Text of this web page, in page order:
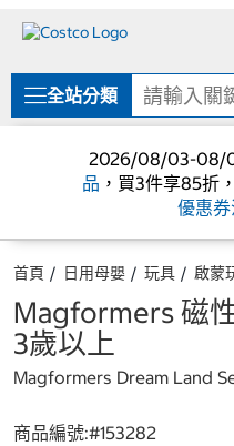
單
全站分類
2026/08/03-08/
品 ，買3件享85折
優惠
首頁 日用母嬰 玩具 啟蒙
Magformers 磁
3歲以上
Magformers Dream Land
商品編號:#153282